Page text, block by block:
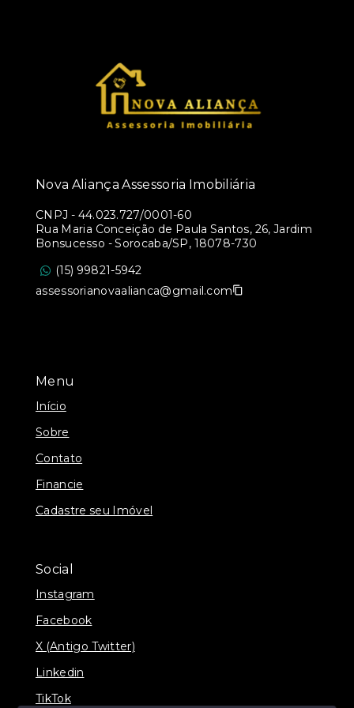
Menu
Início
Sobre
Contato
Financie
Cadastre seu Imóvel
Social
Instagram
Facebook
X (Antigo Twitter)
Linkedin
TikTok
Nova Aliança Assessoria Imobiliária
CNPJ - 44.023.727/0001-60
Rua Maria Conceição de Paula Santos, 26, Jardim
Bonsucesso - Sorocaba/SP, 18078-730
(15) 99821-5942
assessorianovaalianca@gmail.com